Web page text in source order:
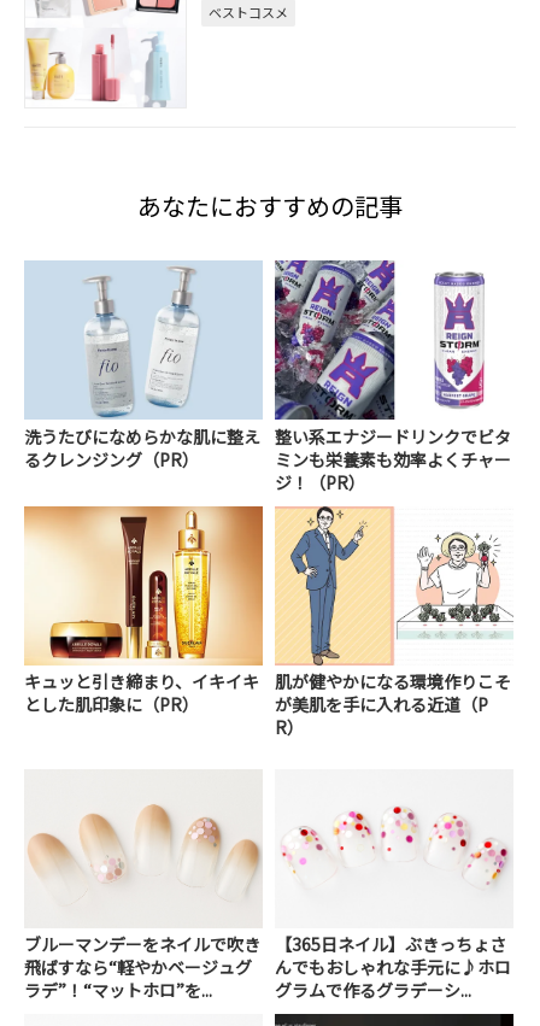
ベストコスメ
あなたにおすすめの記事
洗うたびになめらかな肌に整え
るクレンジング（PR）
整い系エナジードリンクでビタ
ミンも栄養素も効率よくチャー
ジ！（PR）
キュッと引き締まり、イキイキ
とした肌印象に（PR）
肌が健やかになる環境作りこそ
が美肌を手に入れる近道（P
R）
ブルーマンデーをネイルで吹き
飛ばすなら“軽やかベージュグ
ラデ”！“マットホロ”を...
【365日ネイル】ぶきっちょさ
んでもおしゃれな手元に♪ホロ
グラムで作るグラデーシ...